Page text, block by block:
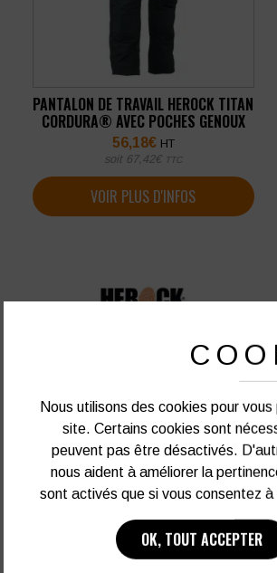
PANTALON DE TRAVAIL HEROCK TITAN
CORDURA® AVEC POCHES GENOUX
56,18€ HT
soit 67,42€ TTC
VOIR PLUS D'INFOS
Nous utilisons des cookies pour
site. Certains cookies sont
peuvent pas être désactivés.
nous aident à améliorer la
sont activés que si vous consentez
OK, TOUT ACCEPTER